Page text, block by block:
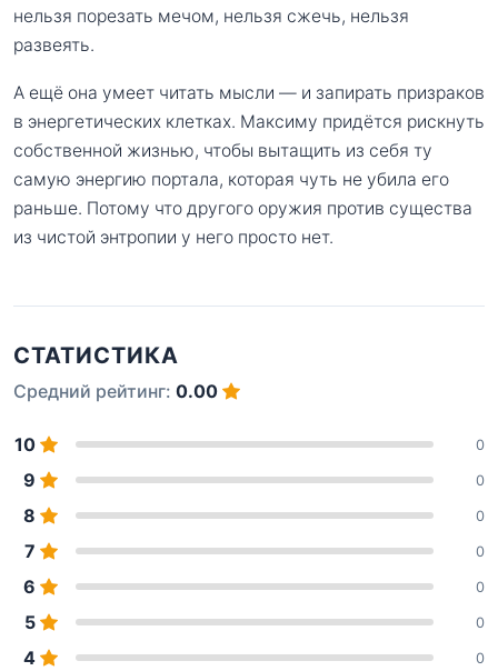
нельзя порезать мечом, нельзя сжечь, нельзя
развеять.
А ещё она умеет читать мысли — и запирать призраков
в энергетических клетках. Максиму придётся рискнуть
собственной жизнью, чтобы вытащить из себя ту
самую энергию портала, которая чуть не убила его
раньше. Потому что другого оружия против существа
из чистой энтропии у него просто нет.
СТАТИСТИКА
Средний рейтинг: 0.00
10 0
9 0
8 0
7 0
6 0
5 0
4 0